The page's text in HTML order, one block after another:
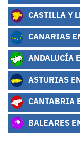
CASTILLA Y
CANARIAS
ANDALUCÍA
ASTURIAS
CANTABRIA
BALEARES